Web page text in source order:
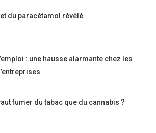
du paracétamol révélé
: une hausse alarmante chez les
fumer du tabac que du cannabis ?